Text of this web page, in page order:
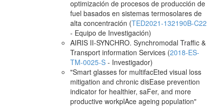
optimización de procesos de producción de
fuel basados en sistemas termosolares de
alta concentración (TED2021-132190B-C22
- Equipo de Investigación)
AIRIS II-SYNCHRO. Synchromodal Traffic &
Transport information Services (2018-ES-
TM-0025-S- Investigador)
"Smart glasses for multifacEted visual loss
mitigation and chronic disEase prevention
indicator for healthier, saFer, and more
productive workplAce ageing population"